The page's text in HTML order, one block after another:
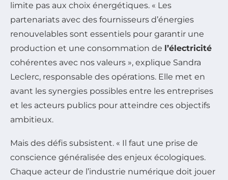
limite pas aux choix énergétiques. « Les
partenariats avec des fournisseurs d’énergies
renouvelables sont essentiels pour garantir une
production et une consommation de l’électricité
cohérentes avec nos valeurs », explique Sandra
Leclerc, responsable des opérations. Elle met en
avant les synergies possibles entre les entreprises
et les acteurs publics pour atteindre ces objectifs
ambitieux.
Mais des défis subsistent. « Il faut une prise de
conscience généralisée des enjeux écologiques.
Chaque acteur de l’industrie numérique doit jouer